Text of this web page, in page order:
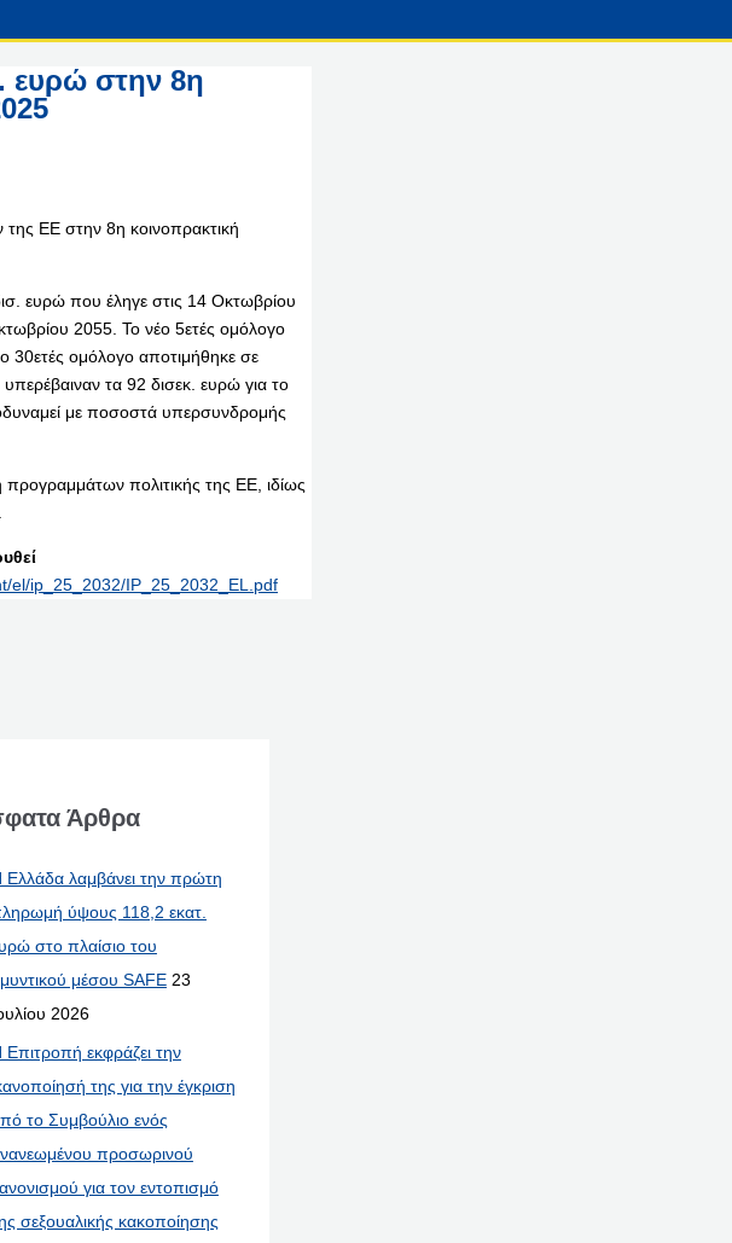
ευρώ στην 8η
ΕΕ στην 8η κοινοπρακτική
ευρώ που έληγε στις 14 Οκτωβρίου
2055. Το νέο 5ετές ομόλογο
ομόλογο αποτιμήθηκε σε
τα 92 δισεκ. ευρώ για το
με ποσοστά υπερσυνδρομής
πολιτικής της ΕΕ, ιδίως
el/ip_25_2032/IP_25_2032_EL.pdf
Άρθρα
Ελλάδα λαμβάνει την πρώτη
ύψους 118,2 εκατ.
στο πλαίσιο του
μέσου SAFE 23
2026
Επιτροπή εκφράζει την
της για την έγκριση
το Συμβούλιο ενός
προσωρινού
για τον εντοπισμό
σεξουαλικής κακοποίησης